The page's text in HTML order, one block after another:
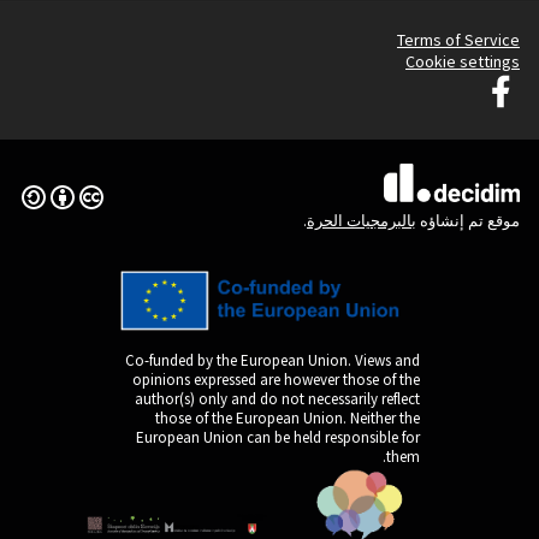
Co-funded by the
opinions expressed
author(s) only and do
those of the
European Union can